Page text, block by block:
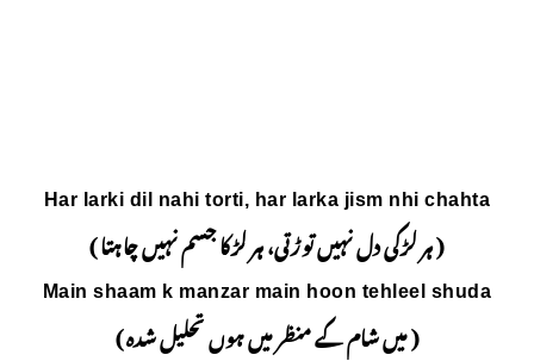
Har larki dil nahi torti,
لڑکا جسم نہیں چاہتا )
Main shaam k manzar
ہوں تحلیل شدہ )